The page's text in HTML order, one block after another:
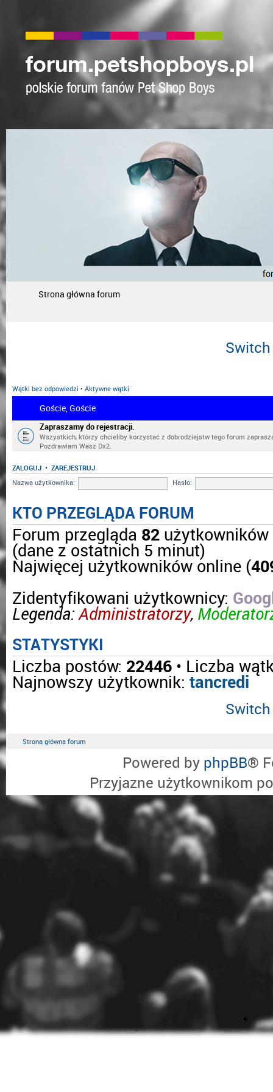
Strona główna forum
Wątki bez odpowiedzi • Aktywne wątki
Goście, Goście
Zapraszamy do rejestracji.
Wszystkich, którzy chcieliby korzystać z dobrodziejstw tego forum
Pozdrawiam Wasz Dx2.
ZALOGUJ • ZAREJESTRUJ
Nazwa użytkownika: Hasło:
KTO PRZEGLĄDA FORUM
Forum przegląda 82
(dane z ostatnich 5 minut)
Najwięcej użytkowników online (
Zidentyfikowani użytkownicy:
Legenda:Administratorzy,
STATYSTYKI
Liczba postów: 22446 • Liczba
Najnowszy użytkownik: tancredi
Strona główna forum
Powered by phpBB®
Przyjazne użytkownikom